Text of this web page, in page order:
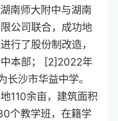
南师大附中与湖南
公司联合，成功地
行了股份制改造，
本部； [2]2022年
长沙市华益中学。
110余亩，建筑面积
个教学班，在籍学